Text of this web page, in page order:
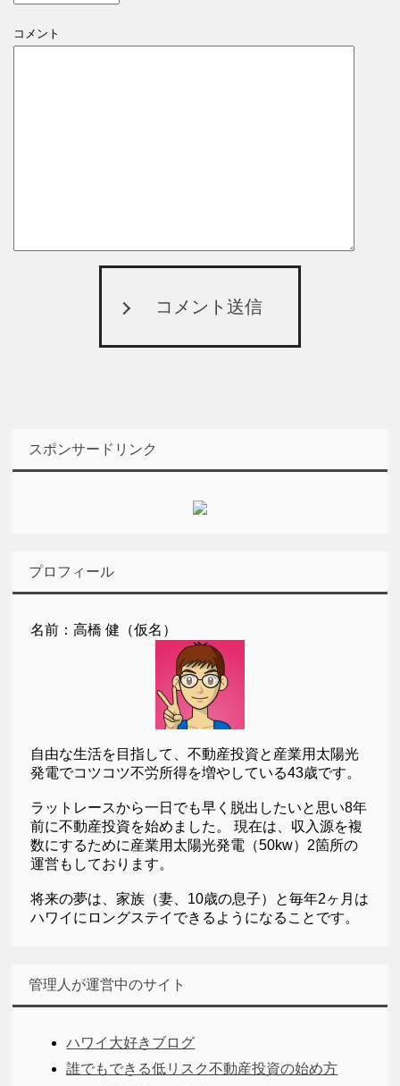
コメント
コメント送信
スポンサードリンク
プロフィール
名前：高橋 健（仮名）
自由な生活を目指して、不動産投資と産業用太陽光
発電でコツコツ不労所得を増やしている43歳です。
ラットレースから一日でも早く脱出したいと思い8年
前に不動産投資を始めました。 現在は、収入源を複
数にするために産業用太陽光発電（50kw）2箇所の
運営もしております。
将来の夢は、家族（妻、10歳の息子）と毎年2ヶ月は
ハワイにロングステイできるようになることです。
管理人が運営中のサイト
ハワイ大好きブログ
誰でもできる低リスク不動産投資の始め方